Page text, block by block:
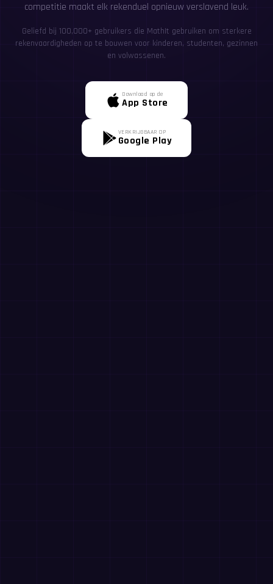
competitie maakt elk rekenduel opnieuw verslavend leuk.
Geliefd bij 100,000+ gebruikers die MathIt gebruiken om sterkere
rekenvaardigheden op te bouwen voor kinderen, studenten, gezinnen
en volwassenen.
Download op de
App Store
VERKRIJGBAAR OP
Google Play